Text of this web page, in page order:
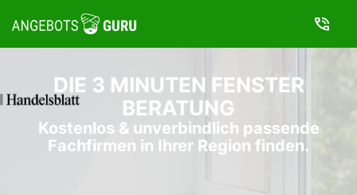
DIE 3 MINUTEN FENSTER
BERATUNG
Kostenlos & unverbindlich passende
Fachfirmen in Ihrer Region finden.